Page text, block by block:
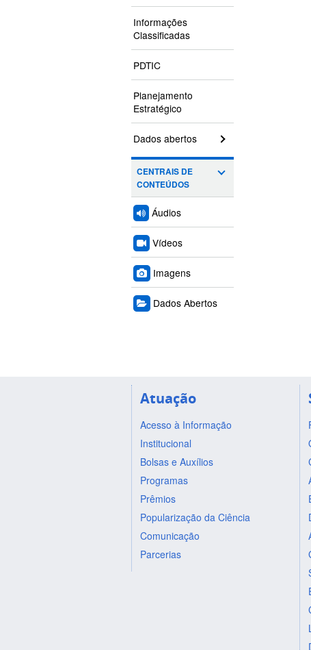
Informações
Classificadas
PDTIC
Planejamento
Estratégico
Dados abertos
CENTRAIS DE
CONTEÚDOS
Áudios
Vídeos
Imagens
Dados Abertos
Atuação
Acesso à Informação
Institucional
Bolsas e Auxílios
Programas
Prêmios
Popularização da Ciência
Comunicação
Parcerias